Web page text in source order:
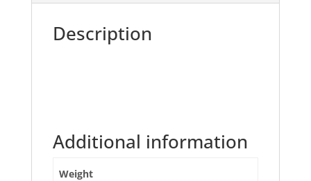
Description
Additional information
Weight